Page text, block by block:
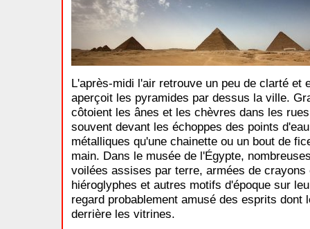
L'après-midi l'air retrouve un peu de clarté et
aperçoit les pyramides par dessus la ville.
côtoient les ânes et les chèvres dans les
souvent devant les échoppes des points
métalliques qu'une chainette ou un bout de
main. Dans le musée de l'Égypte,
voilées assises par terre, armées de
hiéroglyphes et autres motifs d'époque sur
regard probablement amusé des esprits dont
derrière les vitrines.